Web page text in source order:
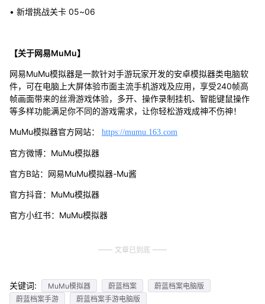
• 新增挑战关卡 05~06
【关于网易MuMu】
网易MuMu模拟器是一款针对手游玩家开发的安卓模拟器类电脑软
件，可在电脑上大屏体验市面主流手机游戏及应用，享受240帧高
帧画面带来的丝滑游戏体验，多开、操作录制挂机、智能键鼠操作
等多样功能满足你不同的游戏需求，让你轻松游戏成神不伤神！
MuMu模拟器官方网站： https://mumu.163.com
官方微博：MuMu模拟器
官方B站：网易MuMu模拟器-Mu酱
官方抖音：MuMu模拟器
官方小红书：MuMu模拟器
文章已到底
关键词: MuMu模拟器 蔚蓝档案
蔚蓝档案电脑版
蔚蓝档案手游
蔚蓝档案手游电脑版